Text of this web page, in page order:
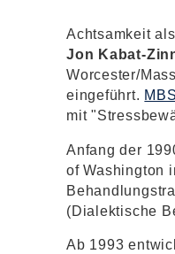
Achtsamkeit
Jon Kabat-
Worcester/
eingeführt.
mit
Anfang der
of Washington
(Dialektische
Ab 1993